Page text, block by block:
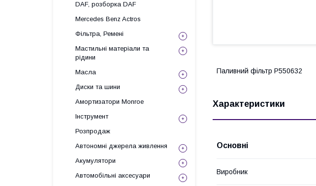
Паливний фільтр P550632
Характеристики
Основні
Виробник
DAF, розборка DAF
Mercedes Benz Actros
Фільтра, Ремені
Мастильні матеріали та
рідини
Масла
Диски та шини
Амортизатори Monroe
Інструмент
Розпродаж
Автономні джерела живлення
Акумулятори
Автомобільні аксесуари